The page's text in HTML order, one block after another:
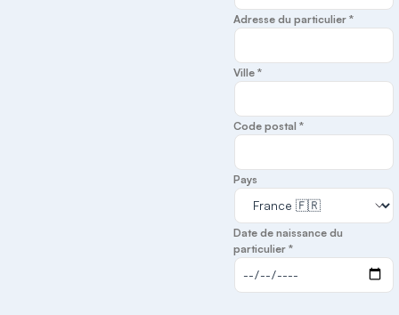
Adresse du particulier *
Ville *
Code postal *
Pays
Date de naissance du
particulier *